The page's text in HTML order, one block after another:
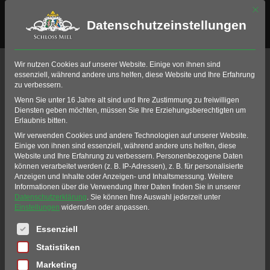
Unser Team
Home Golf Golf-Club Schloss Miel Team
LERNEN SIE UNSER TEAM
KENNEN
Der Golf-Club Schloss Miel freut sich über sein
großartiges Team, welches stets darum bemüht
ist, sich darum zu kümmern, dass Sie Ihre Zeit in
können. Von der Clubleitung über die Golflehrer,
unser engagiertes Greenkeeping Team bis zum
Mit
Datenschutzeinstellungen
Wir nutzen Cookies auf unserer Website. Einige von ihnen sind
essenziell, während andere uns helfen, diese Website und Ihre Erfahrung
zu verbessern.
Wenn Sie unter 16 Jahre alt sind und Ihre Zustimmung zu freiwilligen
Diensten geben möchten, müssen Sie Ihre Erziehungsberechtigten um
Erlaubnis bitten.
Wir verwenden Cookies und andere Technologien auf unserer Website.
Einige von ihnen sind essenziell, während andere uns helfen, diese
Website und Ihre Erfahrung zu verbessern. Personenbezogene Daten
können verarbeitet werden (z. B. IP-Adressen), z. B. für personalisierte
Anzeigen und Inhalte oder Anzeigen- und Inhaltsmessung. Weitere
Informationen über die Verwendung Ihrer Daten finden Sie in unserer
Datenschutzerklärung. Sie können Ihre Auswahl jederzeit unter
Einstellungen widerrufen oder anpassen.
Es folgt eine Liste der Service-Gruppen, für die eine
Essenziell
Statistiken
Marketing